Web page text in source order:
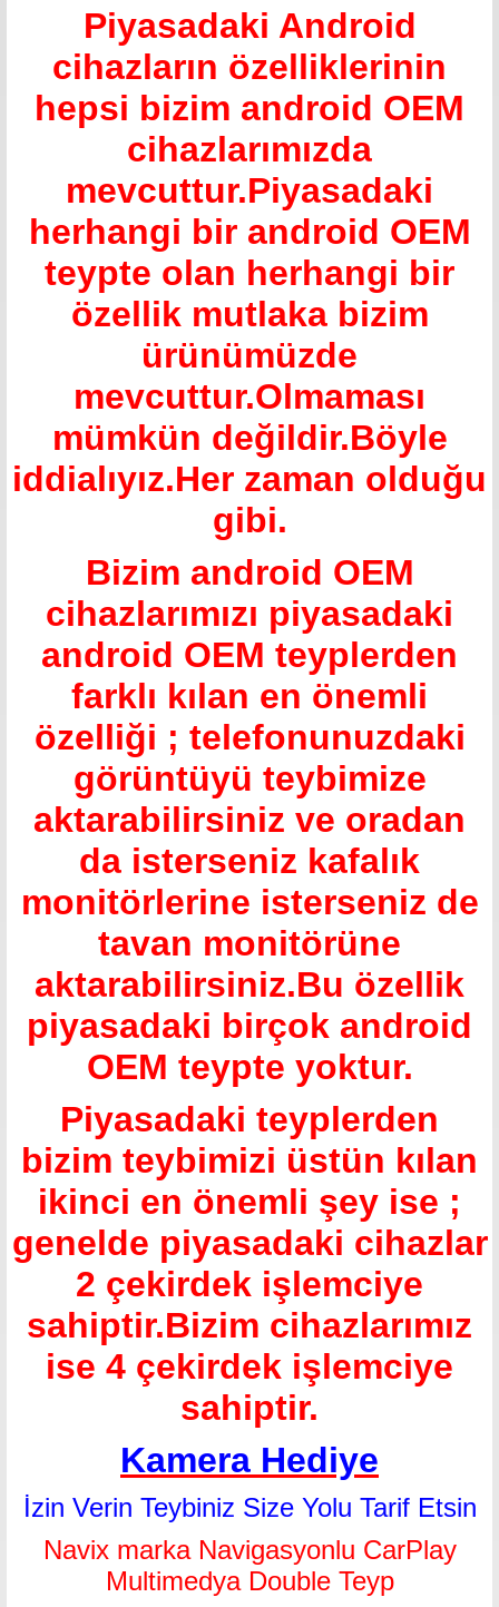
Piyasadaki Android
cihazların özelliklerinin
hepsi bizim android OEM
cihazlarımızda
mevcuttur.Piyasadaki
herhangi bir android OEM
teypte olan herhangi bir
özellik mutlaka bizim
ürünümüzde
mevcuttur.Olmaması
mümkün değildir.Böyle
iddialıyız.Her zaman olduğu
gibi.
Bizim android OEM
cihazlarımızı piyasadaki
android OEM teyplerden
farklı kılan en önemli
özelliği ; telefonunuzdaki
görüntüyü teybimize
aktarabilirsiniz ve oradan
da isterseniz kafalık
monitörlerine isterseniz de
tavan monitörüne
aktarabilirsiniz.Bu özellik
piyasadaki birçok android
OEM teypte yoktur.
Piyasadaki teyplerden
bizim teybimizi üstün kılan
ikinci en önemli şey ise ;
genelde piyasadaki cihazlar
2 çekirdek işlemciye
sahiptir.Bizim cihazlarımız
ise 4 çekirdek işlemciye
sahiptir.
Kamera Hediye
İzin Verin Teybiniz Size Yolu Tarif Etsin
Navix marka Navigasyonlu CarPlay
Multimedya Double Teyp